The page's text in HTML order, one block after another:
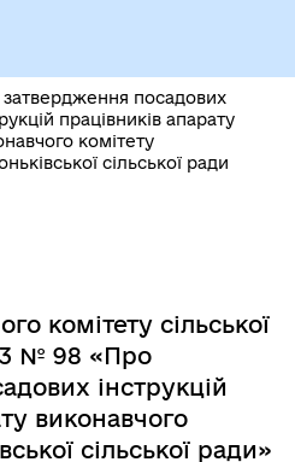
посадових
працівників апарату
комітету
сільської ради
комітету сільської
№ 98 «Про
інструкцій
виконавчого
сільської ради»